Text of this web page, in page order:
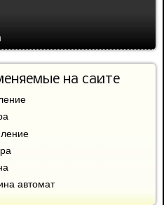
на сайте
автомат